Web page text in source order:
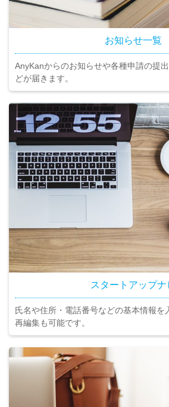
お知らせ一覧
AnyKanからのお知らせや各種申請の提
どが届きます。
スタートアップナ
氏名や住所・電話番号などの基本情報を
再編集も可能です。